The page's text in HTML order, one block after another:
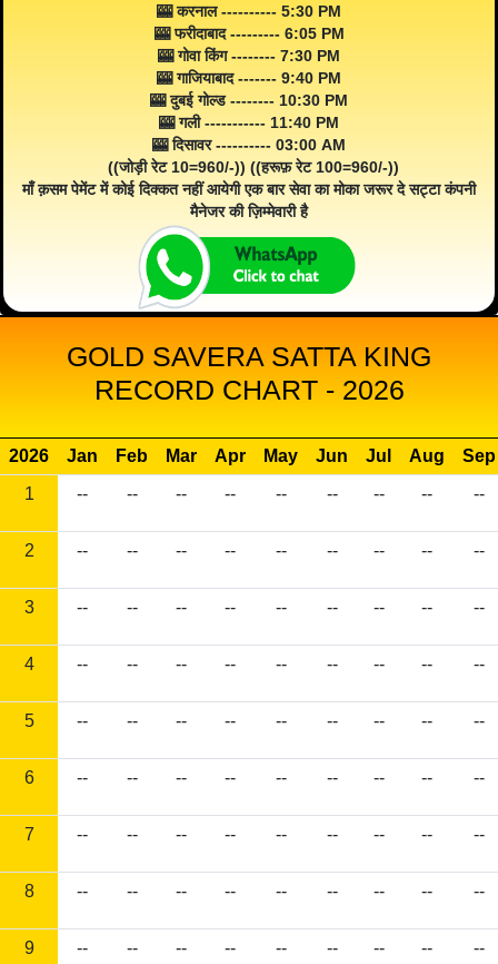
🎰 करनाल ---------- 5:30 PM
🎰 फरीदाबाद --------- 6:05 PM
🎰 गोवा किंग -------- 7:30 PM
🎰 गाजियाबाद ------- 9:40 PM
🎰 दुबई गोल्ड -------- 10:30 PM
🎰 गली ----------- 11:40 PM
🎰 दिसावर ---------- 03:00 AM
((जोड़ी रेट 10=960/-)) ((हरूफ़ रेट 100=960/-))
माँ क़सम पेमेंट में कोई दिक्कत नहीं आयेगी एक बार सेवा का मोका जरूर दे सट्टा कंपनी
मैनेजर की ज़िम्मेवारी है
GOLD SAVERA SATTA KING
RECORD CHART - 2026
2026 Jan Feb Mar Apr May Jun Jul Aug
Sep
1
-- -- -- -- -- -- -- -- --
2 -- -- -- -- -- -- -- -- --
3 -- -- -- -- -- -- -- -- --
4 -- -- -- -- -- -- -- -- --
5 -- -- -- -- -- -- -- -- --
6 -- -- -- -- -- -- -- -- --
7 -- -- -- -- -- -- -- -- --
8 -- -- -- -- -- -- -- -- --
9 -- -- -- -- -- -- -- -- --